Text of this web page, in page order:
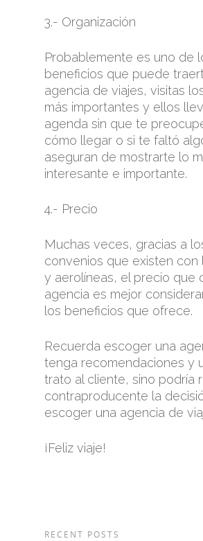
3.- Organización
Probablemente es uno de
beneficios que puede
agencia de viajes, visitas
más importantes y ellos
agenda sin que te
cómo llegar o si te faltó
aseguran de mostrarte lo
interesante e importante.
4.- Precio
Muchas veces, gracias a
convenios que existen con
y aerolíneas, el precio que
agencia es mejor
los beneficios que ofrece.
Recuerda escoger una
tenga recomendaciones y
trato al cliente, sino podría
contraproducente la
escoger una agencia de
¡Feliz viaje!
RECENT POSTS